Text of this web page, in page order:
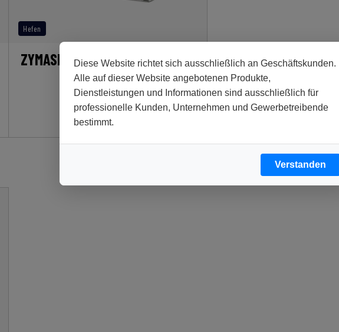
Diese Website richtet sich ausschließlich an Geschäftskunden.
Alle auf dieser Website angebotenen Produkte,
Dienstleistungen und Informationen sind ausschließlich für
professionelle Kunden, Unternehmen und Gewerbetreibende
bestimmt.
Verstanden
Hefen
ZYMASIL Cider